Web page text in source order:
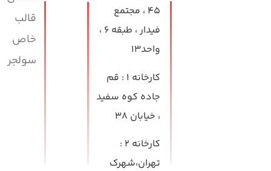
قالب
خاص
سولجر
۴۵ ، مجتمع
فیدار ، طبقه ۶ ،
واحد۱۳
کارخانه ۱ : قم
جاده کوه سفید
، خیابان ۳۸
کارخانه ۲ :
تهران،شهرک